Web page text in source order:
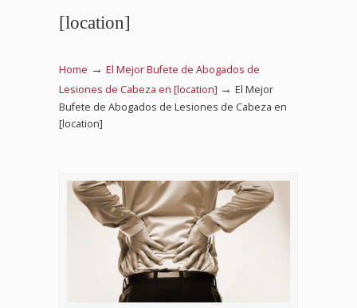
[location]
Home → El Mejor Bufete de Abogados de
Lesiones de Cabeza en [location] → El Mejor
Bufete de Abogados de Lesiones de Cabeza en
[location]